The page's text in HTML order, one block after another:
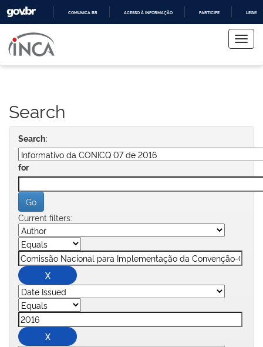
COMUNICA BR ACESSO À INFORMAÇÃO PARTICIPE
navigation
Search
Search:
for
Current filters: